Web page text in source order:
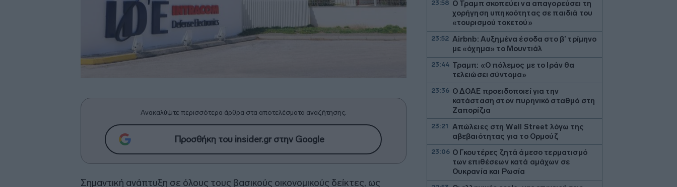
Ανακαλύψτε περισσότερα άρθρα στα αποτελέσματα αναζήτησης.
Προσθήκη του insider.gr στην Google
Σημαντική ανάπτυξη σε όλους τους βασικούς οικονομικούς δείκτες, ως
23:58 Ο Τραμπ σκοπεύει να απαγορεύσει τη
χορήγηση υπηκοότητας σε παιδιά του
«τουρισμού τοκετού»
23:52 Airbnb: Αυξημένα έσοδα στο β’ τρίμηνο
με «όχημα» το Μουντιάλ
23:44 Τραμπ: «Ο πόλεμος με το Ιράν θα
τελειώσει σύντομα»
23:36 Ο ΔΟΑΕ προειδοποιεί για την
κατάσταση στον πυρηνικό σταθμό στη
Ζαπορίζια
23:21
Απώλειες στη Wall Street λόγω της
αβεβαιότητας για το Ορμούζ
23:06 Ο Γκουτέρες ζητά άμεσο τερματισμό
των επιθέσεων κατά αμάχων σε
Ουκρανία και Ρωσία